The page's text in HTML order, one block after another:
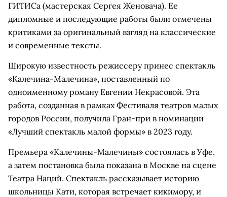
ГИТИСа (мастерская Сергея Женовача). Ее
дипломные и последующие работы были отмечены
критиками за оригинальный взгляд на классические
и современные тексты.
Широкую известность режиссеру принес спектакль
«Калечина-Малечина», поставленный по
одноименному роману Евгении Некрасовой. Эта
работа, созданная в рамках Фестиваля театров малых
городов России, получила Гран-при в номинации
«Лучший спектакль малой формы» в 2023 году.
Премьера «Калечины-Малечины» состоялась в Уфе,
а затем постановка была показана в Москве на сцене
Театра Наций. Спектакль рассказывает историю
школьницы Кати, которая встречает кикимору, и